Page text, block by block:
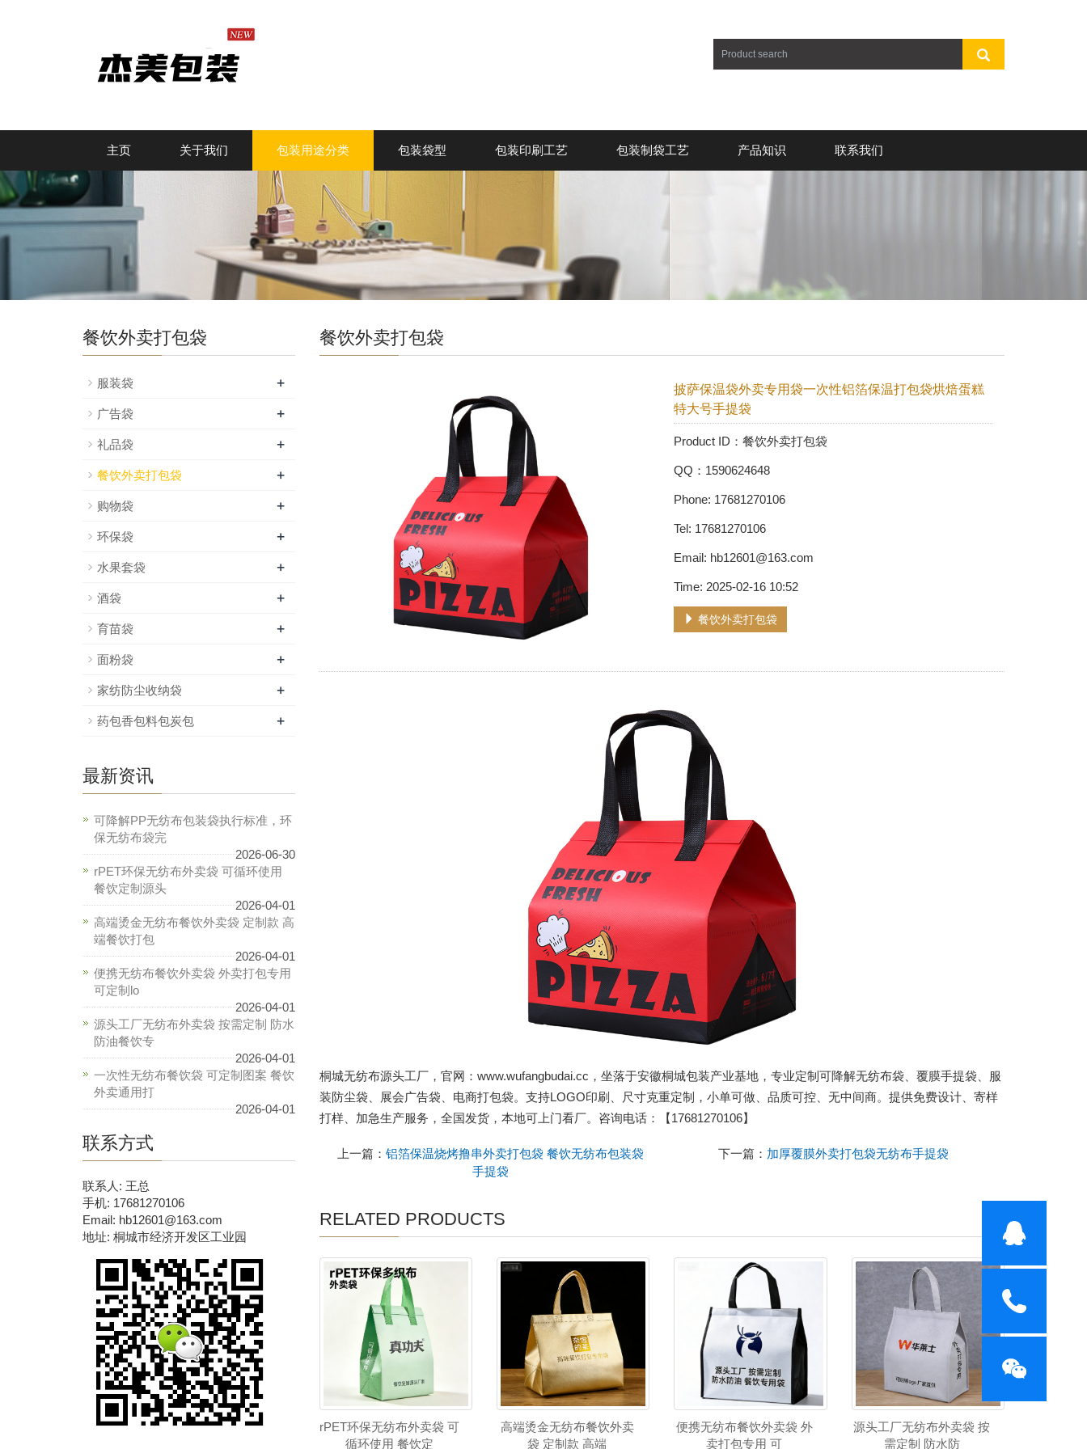
主页 关于我们 包装用途分类 包装袋型 包装印刷工艺 包装制袋工艺 产品知识 联系我们
餐饮外卖打包袋
披萨保温袋外卖专用袋一次性铝箔保温打包袋烘焙蛋糕
特大号手提袋
Product ID：餐饮外卖打包袋
QQ：1590624648
Phone: 17681270106
Tel: 17681270106
Email: hb12601@163.com
Time: 2025-02-16 10:52
餐饮外卖打包袋
桐城无纺布源头工厂，官网：www.wufangbudai.cc，坐落于安徽桐城包装产业基地，专业定制可降解无纺布袋、覆膜手提袋、服
装防尘袋、展会广告袋、电商打包袋。支持LOGO印刷、尺寸克重定制，小单可做、品质可控、无中间商。提供免费设计、寄样
打样、加急生产服务，全国发货，本地可上门看厂。咨询电话：【17681270106】
上一篇： 铝箔保温烧烤撸串外卖打包袋 餐饮无纺布包装袋
手提袋
下一篇： 加厚覆膜外卖打包袋无纺布手提袋
RELATED PRODUCTS
rPET环保无纺布外卖袋 可
循环使用 餐饮定
高端烫金无纺布餐饮外卖
袋 定制款 高端
便携无纺布餐饮外卖袋 外
卖打包专用 可
源头工厂无纺布外卖袋 按
需定制 防水防
餐饮外卖打包袋
服装袋 +
广告袋 +
礼品袋 +
餐饮外卖打包袋 +
购物袋 +
环保袋 +
水果套袋 +
酒袋 +
育苗袋 +
面粉袋 +
家纺防尘收纳袋 +
药包香包料包炭包 +
最新资讯
可降解PP无纺布包装袋执行标准，环
保无纺布袋完
2026-06-30
rPET环保无纺布外卖袋 可循环使用
餐饮定制源头
2026-04-01
高端烫金无纺布餐饮外卖袋 定制款 高
端餐饮打包
2026-04-01
便携无纺布餐饮外卖袋 外卖打包专用
可定制lo
2026-04-01
源头工厂无纺布外卖袋 按需定制 防水
防油餐饮专
2026-04-01
一次性无纺布餐饮袋 可定制图案 餐饮
外卖通用打
2026-04-01
联系方式
联系人: 王总
手机: 17681270106
Email: hb12601@163.com
地址: 桐城市经济开发区工业园